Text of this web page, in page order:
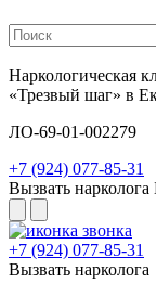
Наркологическая
«Трезвый шаг» в
ЛО-69-01-002279
+7 (924) 077-85-31
Вызвать нарколога
+7 (924) 077-85-31
Вызвать нарколога